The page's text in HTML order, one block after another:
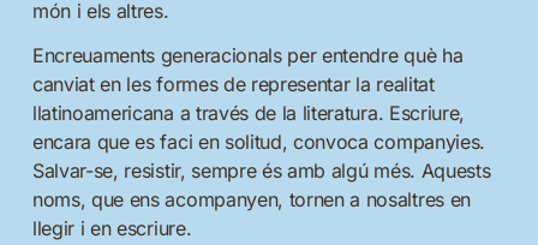
món i els altres.
Encreuaments generacionals per entendre què ha
canviat en les formes de representar la realitat
llatinoamericana a través de la literatura. Escriure,
encara que es faci en solitud, convoca companyies.
Salvar-se, resistir, sempre és amb algú més. Aquests
noms, que ens acompanyen, tornen a nosaltres en
llegir i en escriure.